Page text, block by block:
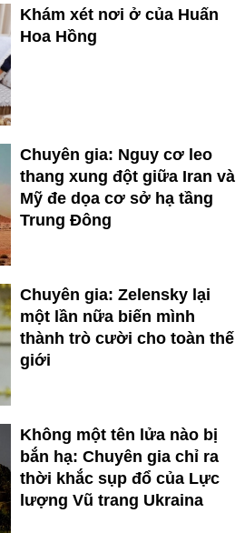
Khám xét nơi ở của Huấn
Hoa Hồng
Chuyên gia: Nguy cơ leo
thang xung đột giữa Iran và
Mỹ đe dọa cơ sở hạ tầng
Trung Đông
Chuyên gia: Zelensky lại
một lần nữa biến mình
thành trò cười cho toàn thế
giới
Không một tên lửa nào bị
bắn hạ: Chuyên gia chỉ ra
thời khắc sụp đổ của Lực
lượng Vũ trang Ukraina